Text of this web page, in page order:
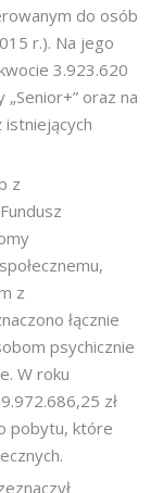
do osób
r.). Na jego
3.923.620
oraz na
istniejących
z
z
łącznie
psychicznie
W roku
zł
pobytu, które